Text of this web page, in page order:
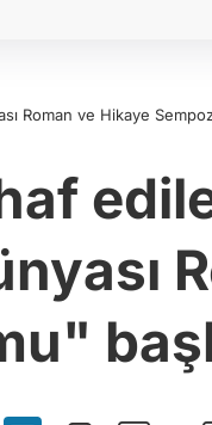
Roman ve Hikaye